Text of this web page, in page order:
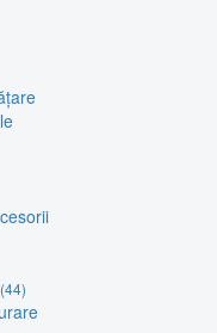
(44)